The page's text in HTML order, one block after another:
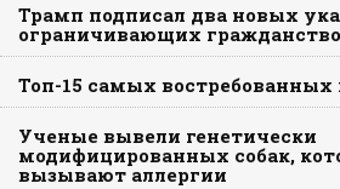
Трамп подписал два новых
ограничивающих
Топ-15 самых
Ученые вывели генетически
модифицированных собак,
вызывают аллергии